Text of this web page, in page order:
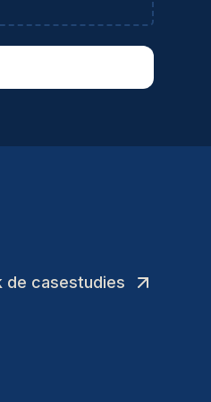
gestion de
de
de casestudies